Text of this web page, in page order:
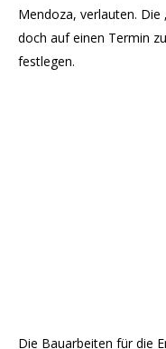
Mendoza, verlauten. Die
doch auf einen Termin
festlegen.
Die Bauarbeiten für die